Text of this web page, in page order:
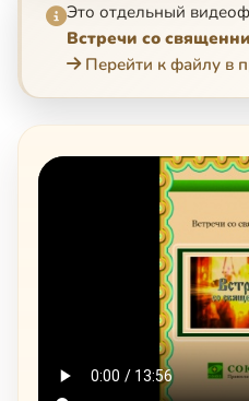
Это отдельный
Встречи со
Перейти к файлу в